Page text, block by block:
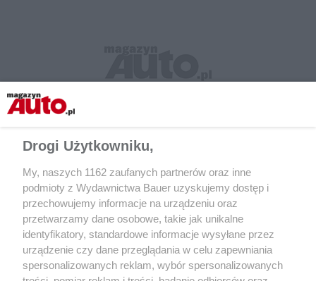
CZYTAJ TAKŻE
Drogi Użytkowniku,
My, naszych 1162 zaufanych partnerów oraz inne
podmioty z Wydawnictwa Bauer uzyskujemy dostęp i
przechowujemy informacje na urządzeniu oraz
przetwarzamy dane osobowe, takie jak unikalne
identyfikatory, standardowe informacje wysyłane przez
urządzenie czy dane przeglądania w celu zapewniania
spersonalizowanych reklam, wybór spersonalizowanych